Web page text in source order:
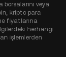
borsalarını veya
kripto para
fiyatlarına
herhangi
işlemlerden